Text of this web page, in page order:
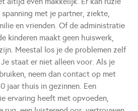
met je partner, ziekte,
en vrienden. Of de administratie
kinderen maakt geen huiswerk,
Meestal los je de problemen zelf
staat er niet alleen voor. Als je
neem dan contact op met
jaar thuis in gezinnen. Een
ervaring heeft met opvoeden,